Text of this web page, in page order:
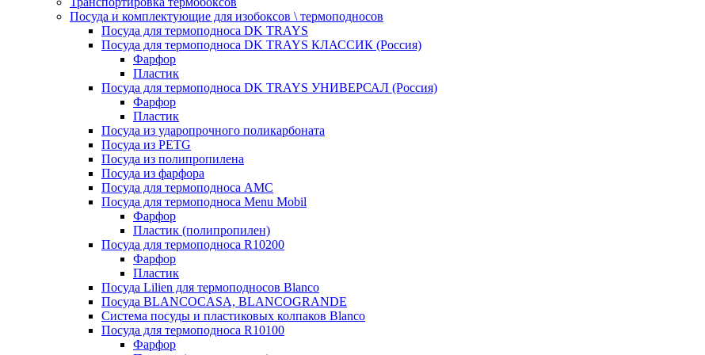
Посуда и комплектующие для изобоксов \ термоподносов
Посуда для термоподноса DK TRAYS
Посуда для термоподноса DK TRAYS КЛАССИК (Россия)
Фарфор
Пластик
Посуда для термоподноса DK TRAYS УНИВЕРСАЛ (Россия)
Фарфор
Пластик
Посуда из ударопрочного поликарбоната
Посуда из PETG
Посуда из полипропилена
Посуда из фарфора
Посуда для термоподноса AMC
Посуда для термоподноса Menu Mobil
Фарфор
Пластик (полипропилен)
Посуда для термоподноса R10200
Фарфор
Пластик
Посуда Lilien для термоподносов Blanco
Посуда BLANCOCASA, BLANCOGRANDE
Система посуды и пластиковых колпаков Blanco
Посуда для термоподноса R10100
Фарфор